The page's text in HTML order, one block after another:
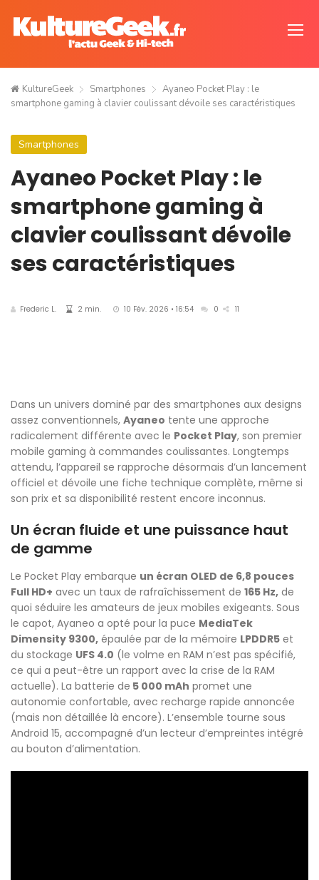
KultureGeek Smartphones
Ayaneo Pocket Play : le
smartphone gaming à clavier coulissant dévoile ses caractéristiques
Smartphones
Ayaneo Pocket Play : le
smartphone gaming à
clavier coulissant dévoile
ses caractéristiques
Frederic L. 2 min. 10 Fév. 2026 • 16:54 0 11
Dans un univers dominé par des smartphones aux designs
assez conventionnels, Ayaneo tente une approche
radicalement différente avec le Pocket Play, son premier
mobile gaming à commandes coulissantes. Longtemps
attendu, l’appareil se rapproche désormais d’un lancement
officiel et dévoile une fiche technique complète, même si
son prix et sa disponibilité restent encore inconnus.
Un écran fluide et une puissance haut
de gamme
Le Pocket Play embarque un écran OLED de 6,8 pouces
Full HD+ avec un taux de rafraîchissement de 165 Hz, de
quoi séduire les amateurs de jeux mobiles exigeants. Sous
le capot, Ayaneo a opté pour la puce MediaTek
Dimensity 9300, épaulée par de la mémoire LPDDR5 et
du stockage UFS 4.0 (le volme en RAM n’est pas spécifié,
ce qui a peut-être un rapport avec la crise de la RAM
actuelle). La batterie de 5 000 mAh promet une
autonomie confortable, avec recharge rapide annoncée
(mais non détaillée là encore). L’ensemble tourne sous
Android 15, accompagné d’un lecteur d’empreintes intégré
au bouton d’alimentation.